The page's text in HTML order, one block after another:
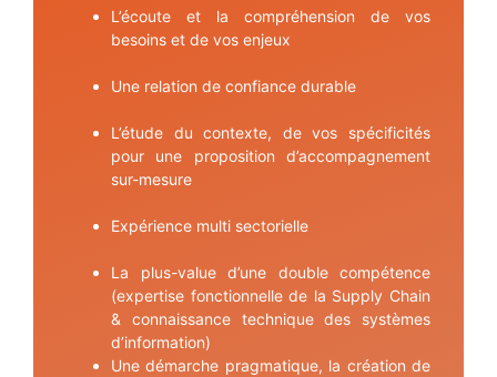
L’écoute et la compréhension de vos
besoins et de vos enjeux
Une relation de confiance durable
L’étude du contexte, de vos spécificités
pour une proposition d’accompagnement
sur-mesure
Expérience multi sectorielle
La plus-value d’une double compétence
(expertise fonctionnelle de la Supply Chain
& connaissance technique des systèmes
d’information)
Une démarche pragmatique, la création de